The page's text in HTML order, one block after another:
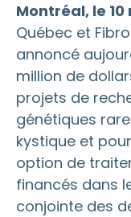
Montréal, le 10
Québec et
annoncé
million de
projets de
génétiques
kystique et
option de
financés dans
conjointe des